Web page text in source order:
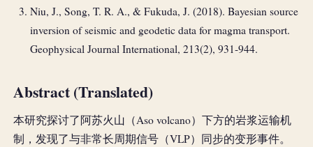
Niu, J., Song, T. R. A., & Fukuda, J. (2018). Bayesian source
inversion of seismic and geodetic data for magma transport.
Geophysical Journal International, 213(2), 931-944.
Abstract (Translated)
本研究探讨了阿苏火山（Aso volcano）下方的岩浆运输机
制，发现了与非常长周期信号（VLP）同步的变形事件。